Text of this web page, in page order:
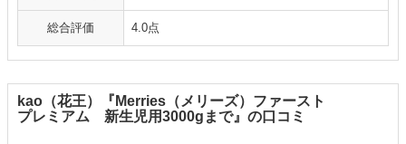
総合評価 4.0点
kao（花王）『Merries（メリーズ）ファースト
プレミアム 新生児用3000gまで』の口コミ